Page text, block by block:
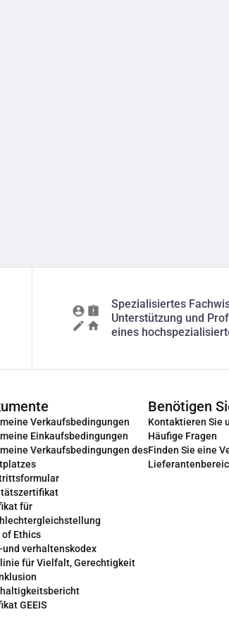
Spezialisiertes
Unterstützung und
eines
Verkaufsbedingungen
Einkaufsbedingungen
Verkaufsbedingungen des
für
of Ethics
und verhaltenskodex
für Vielfalt, Gerechtigkeit
GEEIS
Benötigen
Kontaktieren Sie
Häufige Fragen
Finden Sie eine